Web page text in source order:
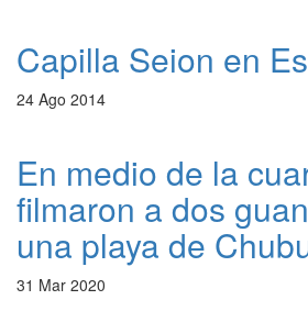
Capilla Seion en
24 Ago 2014
En medio de la
filmaron a dos
una playa de
31 Mar 2020